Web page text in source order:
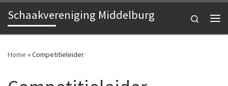
Ga naar inhoud
Schaakvereniging Middelburg
Search
Home »Competitieleider